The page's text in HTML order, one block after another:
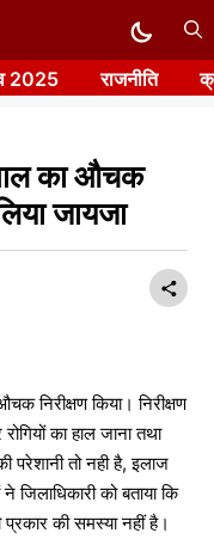
2025 राजनीति
का औचक
जायजा
निरीक्षण किया। निरीक्षण
का हाल जाना तथा
परेशानी तो नही है, इलाज
जिलाधिकारी को बताया कि
की समस्या नहीं है।